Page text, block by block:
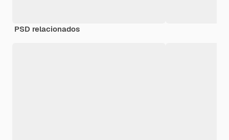
PSD relacionados